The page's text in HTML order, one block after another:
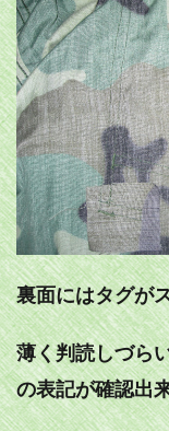
裏面にはタグが
薄く判読しづら
の表記が確認出